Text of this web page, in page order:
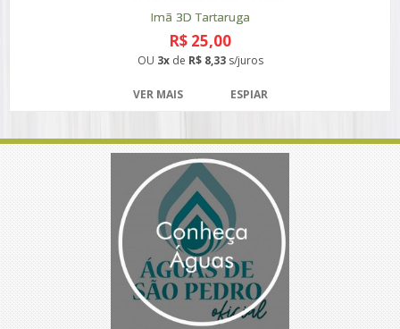
Imã 3D Tartaruga
R$ 25,00
OU 3xde R$ 8,33s/juros
VER MAIS ESPIAR